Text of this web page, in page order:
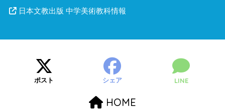
日本文教出版 中学美術教科情報
ポスト シェア LINE
HOME